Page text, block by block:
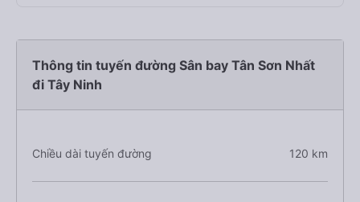
Thông tin tuyến đường Sân bay Tân Sơn Nhất
đi Tây Ninh
Chiều dài tuyến đường 120 km